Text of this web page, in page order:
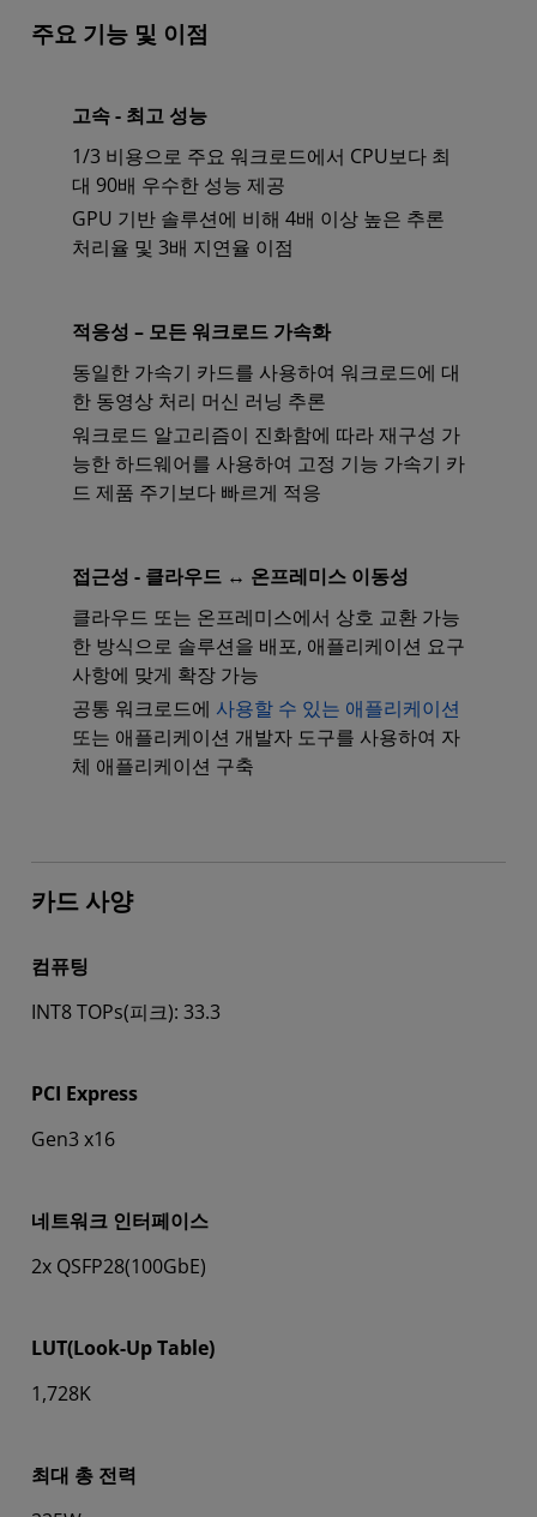
주요 기능 및 이점
고속 - 최고 성능
1/3 비용으로 주요 워크로드에서 CPU보다 최
대 90배 우수한 성능 제공
GPU 기반 솔루션에 비해 4배 이상 높은 추론
처리율 및 3배 지연율 이점
적응성 – 모든 워크로드 가속화
동일한 가속기 카드를 사용하여 워크로드에 대
한 동영상 처리 머신 러닝 추론
워크로드 알고리즘이 진화함에 따라 재구성 가
능한 하드웨어를 사용하여 고정 기능 가속기 카
드 제품 주기보다 빠르게 적응
접근성 - 클라우드 ↔ 온프레미스 이동성
클라우드 또는 온프레미스에서 상호 교환 가능
한 방식으로 솔루션을 배포, 애플리케이션 요구
사항에 맞게 확장 가능
공통 워크로드에 사용할 수 있는 애플리케이션
또는 애플리케이션 개발자 도구를 사용하여 자
체 애플리케이션 구축
카드 사양
컴퓨팅
INT8 TOPs(피크): 33.3
PCI Express
Gen3 x16
네트워크 인터페이스
2x QSFP28(100GbE)
LUT(Look-Up Table)
1,728K
최대 총 전력